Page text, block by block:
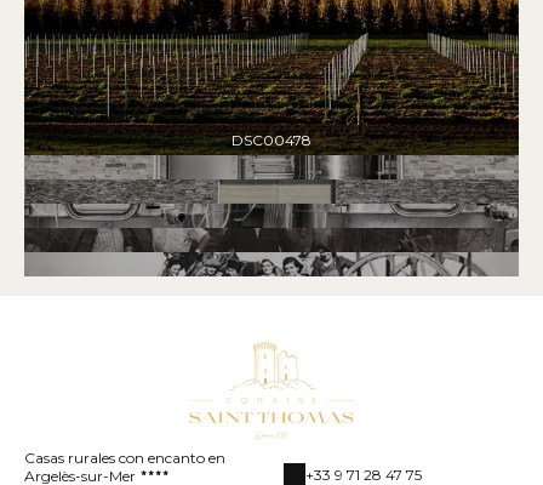
DSC00478
Casas rurales con encanto en
Argelès-sur-Mer
+33 9 71 28 47 75